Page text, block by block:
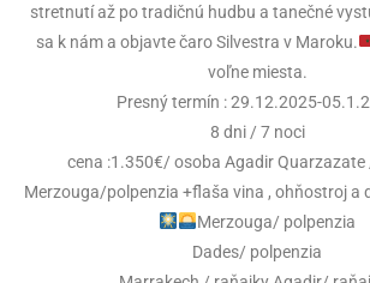
stretnutí až po tradičnú hudbu a tanečné
sa k nám a objavte čaro Silvestra v Maroku.
voľne miesta.
Presný termín : 29.12.2025-
8 dni / 7 noci
cena :1.350€/ osoba Agadir
Merzouga/polpenzia +flaša vina , ohňostroj a
Merzouga/ polpenzia
Dades/ polpenzia